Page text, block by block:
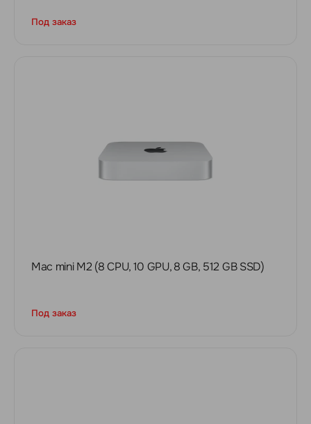
Под заказ
Mac mini M2 (8 CPU, 10 GPU, 8 GB, 512 GB SSD)
Под заказ